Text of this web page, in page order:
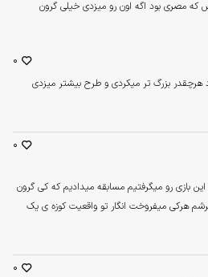
مصری بود اگه اون رو میزدی خیلی گرون
هرچقدر بزرگ تر میکردی و طرح بیشتر میزدی
0
۷ سالم بود این بازی رو میگرفتیم مسابقه میدادیم که کی گرون
هرکی میفروخت انگار تو واقعیت کوزه ی یک
0
0